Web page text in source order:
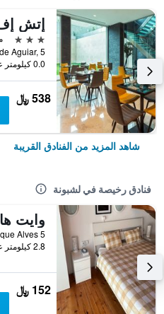
3 نجوم
0.0 كيلومتر عن وسط المدينة
538 ﷼
شاهد المزيد من الفنادق القريبة
فنادق رخيصة في لشبونة
2.8 كيلومتر عن وسط المدينة
152 ﷼